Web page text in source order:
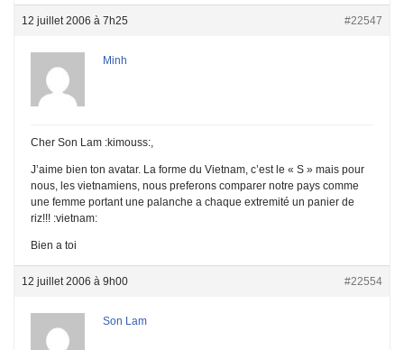
12 juillet 2006 à 7h25 #22547
Minh
Cher Son Lam :kimouss:,
J’aime bien ton avatar. La forme du Vietnam, c’est le « S » mais pour
nous, les vietnamiens, nous preferons comparer notre pays comme
une femme portant une palanche a chaque extremité un panier de
riz!!! :vietnam:
Bien a toi
12 juillet 2006 à 9h00 #22554
Son Lam